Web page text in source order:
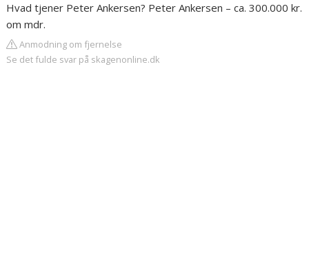
Hvad tjener Peter Ankersen? Peter Ankersen – ca. 300.000 kr.
om mdr.
Anmodning om fjernelse
Se det fulde svar på skagenonline.dk